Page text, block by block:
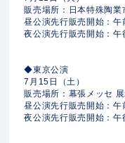
販売場所：日本特殊陶
昼公演先行販売開始：午
夜公演先行販売開始：午
◆東京公演
7月15日（土）
販売場所：幕張メッセ
昼公演先行販売開始：午
夜公演先行販売開始：午